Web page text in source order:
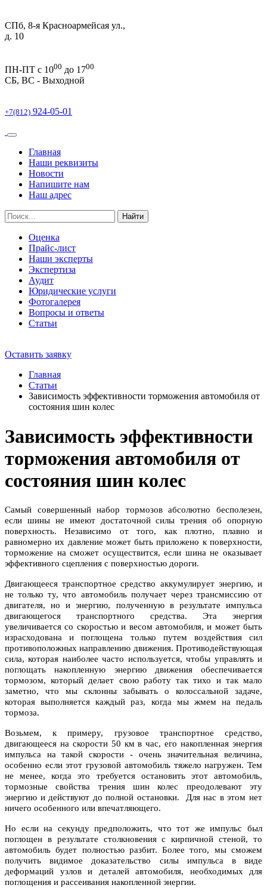
СПб, 8-я Красноармейсая ул.,
д. 10
ПН-ПТ c 1000 до 1700
СБ, ВС - Выходной
+7(812) 924-05-01
Главная
Наши реквизиты
Новости
Напишите нам
Наш адрес
Найти
Оценка
Прайс-лист
Наши эксперты
Экспертиза
Аудит
Юридические услуги
Фотогалерея
Вопросы и ответы
Статьи
Оставить заявку
Главная
Статьи
Зависимость эффективности торможения автомобиля от
состояния шин колес
Зависимость эффективности
торможения автомобиля от
состояния шин колес
Самый совершенный набор тормозов абсолютно бесполезен,
если шины не имеют достаточной силы трения об опорную
поверхность. Независимо от того, как плотно, плавно и
равномерно их давление может быть приложено к поверхности,
торможение на сможет осуществится, если шина не оказывает
эффективного сцепления с поверхностью дороги.
Двигающееся транспортное средство аккумулирует энергию, и
не только ту, что автомобиль получает через трансмиссию от
двигателя, но и энергию, полученную в результате импульса
двигающегося транспортного средства. Эта энергия
увеличивается со скоростью и весом автомобиля, и может быть
израсходована и поглощена только путем воздействия сил
противоположных направлению движения. Противодействующая
сила, которая наиболее часто используется, чтобы управлять и
поглощать накопленную энергию движения обеспечивается
тормозом, который делает свою работу так тихо и так мало
заметно, что мы склонны забывать о колоссальной задаче,
которая выполняется каждый раз, когда мы жмем на педаль
тормоза.
Возьмем, к примеру, грузовое транспортное средство,
двигающееся на скорости 50 км в час, его накопленная энергия
импульса на такой скорости - очень значительная величина,
особенно если этот грузовой автомобиль тяжело нагружен. Тем
не менее, когда это требуется остановить этот автомобиль,
тормозные свойства трения шин колес преодолевают эту
энергию и действуют до полной остановки. Для нас в этом нет
ничего особенного или впечатляющего.
Но если на секунду предположить, что тот же импульс был
поглощен в результате столкновения с кирпичной стеной, то
автомобиль будет полностью разбит. Более того, мы сможем
получить видимое доказательство силы импульса в виде
деформаций узлов и деталей автомобиля, необходимых для
поглощения и рассеивания накопленной энергии.